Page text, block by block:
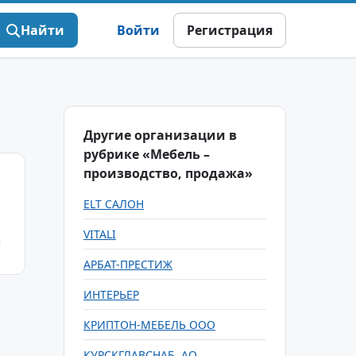
Найти Войти Регистрация
Другие организации в
рубрике «Мебель –
производство, продажа»
ELT САЛОН
VITALI
АРБАТ-ПРЕСТИЖ
ИНТЕРЬЕР
КРИПТОН-МЕБЕЛЬ ООО